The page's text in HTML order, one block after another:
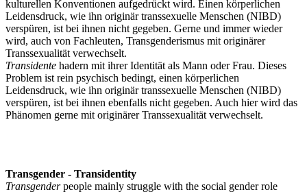
kulturellen Konventionen aufgedrückt wird. Einen körperlichen
Leidensdruck, wie ihn originär transsexuelle Menschen (NIBD)
verspüren, ist bei ihnen nicht gegeben. Gerne und immer wieder
wird, auch von Fachleuten, Transgenderismus mit originärer
Transsexualität verwechselt.
Transidente hadern mit ihrer Identität als Mann oder Frau. Dieses
Problem ist rein psychisch bedingt, einen körperlichen
Leidensdruck, wie ihn originär transsexuelle Menschen (NIBD)
verspüren, ist bei ihnen ebenfalls nicht gegeben. Auch hier wird das
Phänomen gerne mit originärer Transsexualität verwechselt.
Transgender - Transidentity
Transgenderpeople mainly struggle with the social gender role